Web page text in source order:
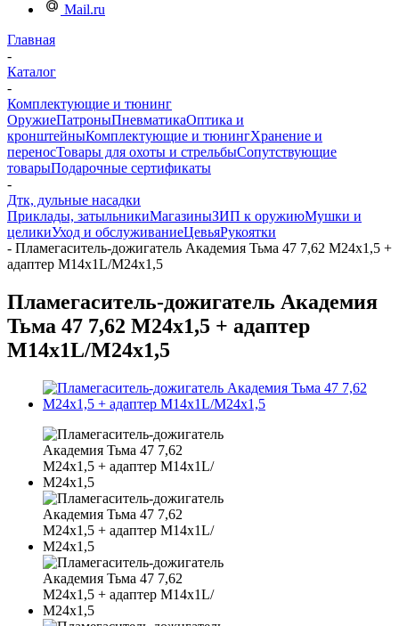
Mail.ru
Главная
-
Каталог
-
Комплектующие и тюнинг
ОружиеПатроныПневматикаОптика и
кронштейныКомплектующие и тюнингХранение и
переносТовары для охоты и стрельбыСопутствующие
товарыПодарочные сертификаты
-
Дтк, дульные насадки
Приклады, затыльникиМагазиныЗИП к оружиюМушки и
целикиУход и обслуживаниеЦевьяРукоятки
- Пламегаситель-дожигатель Академия Тьма 47 7,62 М24х1,5 +
адаптер М14х1L/М24х1,5
Пламегаситель-дожигатель Академия
Тьма 47 7,62 М24х1,5 + адаптер
М14х1L/М24х1,5